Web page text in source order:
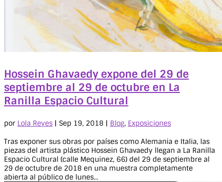
Hossein Ghavaedy expone del 29 de
septiembre al 29 de octubre en La
Ranilla Espacio Cultural
por Lola Reyes | Sep 19, 2018 | Blog, Exposiciones
Tras exponer sus obras por países como Alemania e Italia, las
piezas del artista plástico Hossein Ghavaedy llegan a La Ranilla
Espacio Cultural (calle Mequinez, 66) del 29 de septiembre al
29 de octubre de 2018 en una muestra completamente
abierta al público de lunes...